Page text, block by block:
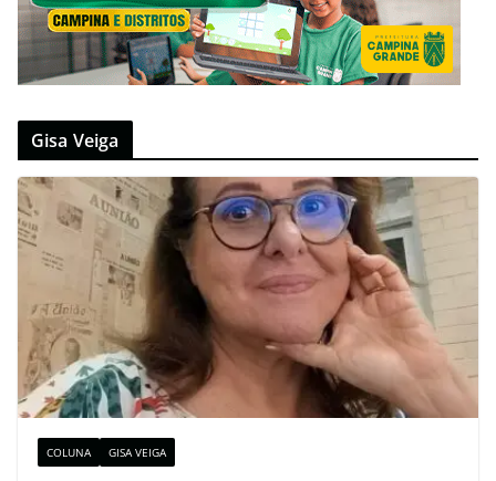
Gisa Veiga
COLUNA GISA VEIGA